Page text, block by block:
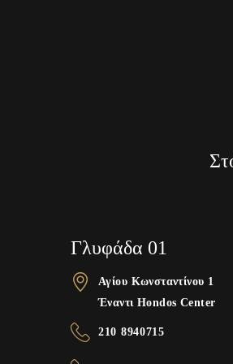
Γλυφάδα 01
Αγίου Κωνσταντίνου 1
Έναντι Hondos Center
210 8940715